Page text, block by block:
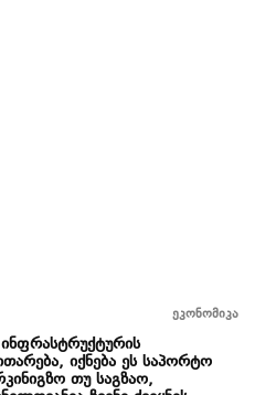
ეკონომიკა
იქნება ეს საპორტო
თუ საგზაო,